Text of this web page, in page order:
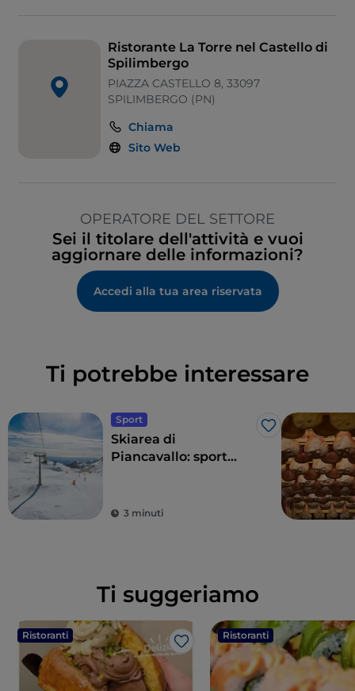
Ristorante La Torre nel Castello di
Spilimbergo
PIAZZA CASTELLO 8, 33097
SPILIMBERGO (PN)
Chiama
Sito Web
OPERATORE DEL SETTORE
Sei il titolare dell'attività e vuoi
aggiornare delle informazioni?
Accedi alla tua area riservata
Ti potrebbe interessare
Sport
Like
Skiarea di
Piancavallo: sport
3 minuti
Ti suggeriamo
Ristoranti
Like
Ristoranti